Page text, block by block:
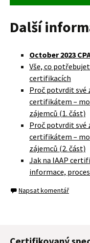
Další
October 2023
Vše, co
certifikacích
Proč potvrdit
certifikátem –
zájemců (1. část)
Proč potvrdit
certifikátem –
zájemců (2. část)
Jak na IAAP
informace,
Napsat komentář